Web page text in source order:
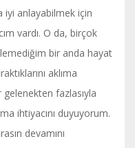
iyi anlayabilmek için
vardı. O da, birçok
bir anda hayat
aklıma
fazlasıyla
ihtiyacını duyuyorum.
devamını